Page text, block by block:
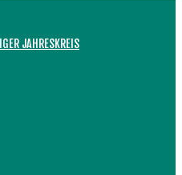
JAHRESKREIS